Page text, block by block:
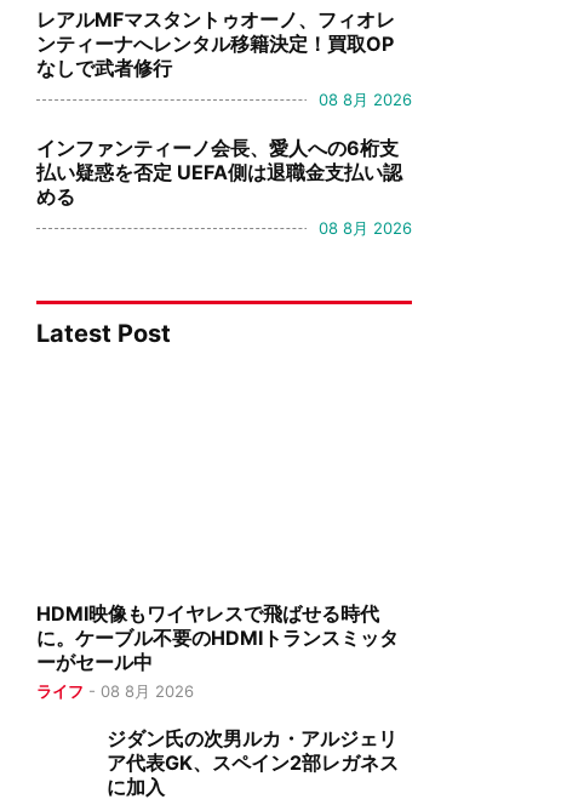
レアルMFマスタントゥオーノ、フィオレ
ンティーナへレンタル移籍決定！買取OP
なしで武者修行
08 8月 2026
インファンティーノ会長、愛人への6桁支
払い疑惑を否定 UEFA側は退職金支払い認
める
08 8月 2026
Latest Post
HDMI映像もワイヤレスで飛ばせる時代
に。ケーブル不要のHDMIトランスミッタ
ーがセール中
ライフ - 08 8月 2026
ジダン氏の次男ルカ・アルジェリ
ア代表GK、スペイン2部レガネス
に加入